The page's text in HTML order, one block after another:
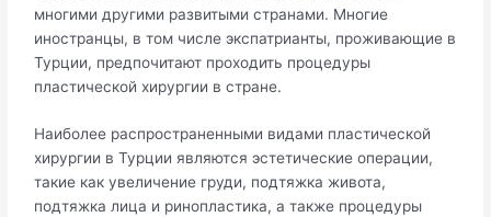
многими другими развитыми странами. Многие
иностранцы, в том числе экспатрианты, проживающие в
Турции, предпочитают проходить процедуры
пластической хирургии в стране.
Наиболее распространенными видами пластической
хирургии в Турции являются эстетические операции,
такие как увеличение груди, подтяжка живота,
подтяжка лица и ринопластика, а также процедуры